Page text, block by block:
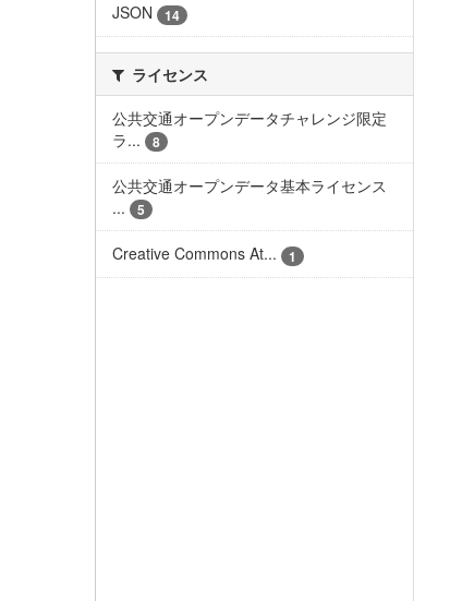
JSON
14
ライセンス
公共交通オープンデータチャレンジ限定
ラ...
8
公共交通オープンデータ基本ライセンス
...
5
Creative Commons At... 1